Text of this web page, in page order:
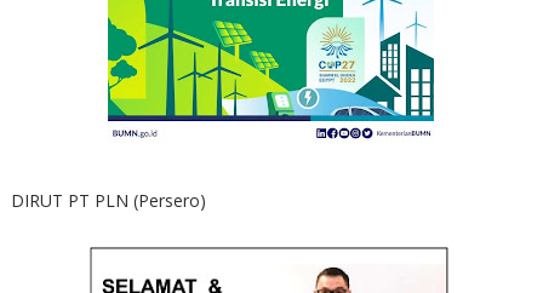
DIRUT PT PLN (Persero)